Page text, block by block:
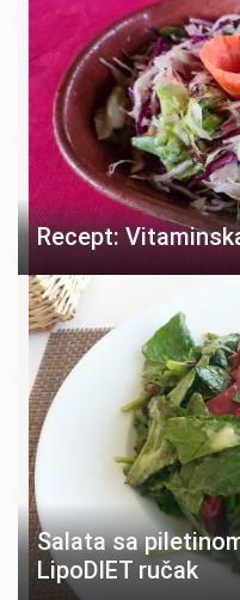
Recept:
Salata sa
LipoDIET ručak